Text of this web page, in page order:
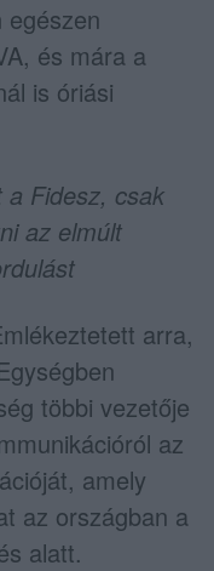
egészen
és mára a
is óriási
a Fidesz, csak
az elmúlt
arra,
többi vezetője
az
amely
az országban a
alatt.